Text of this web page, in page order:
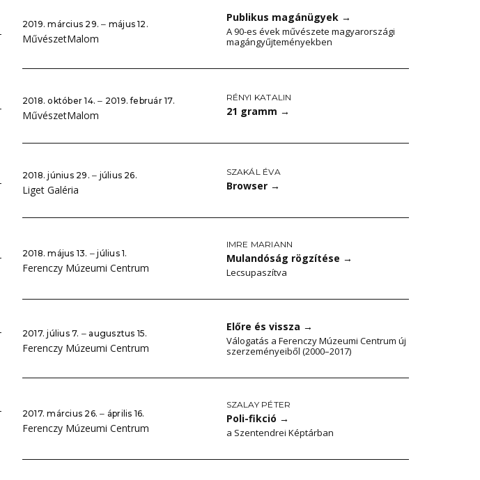
2019. március 29. ‒ május 12.
MűvészetMalom
Publikus magánügyek →
A 90-es évek művészete magyarországi
magángyűjteményekben
2018. október 14. ‒ 2019. február 17.
MűvészetMalom
RÉNYI KATALIN
21 gramm →
2018. június 29. ‒ július 26.
Liget Galéria
SZAKÁL ÉVA
Browser →
2018. május 13. ‒ július 1.
Ferenczy Múzeumi Centrum
IMRE MARIANN
Mulandóság rögzítése →
Lecsupaszítva
2017. július 7. ‒ augusztus 15.
Ferenczy Múzeumi Centrum
Előre és vissza →
Válogatás a Ferenczy Múzeumi Centrum új
szerzeményeiből (2000–2017)
2017. március 26. ‒ április 16.
Ferenczy Múzeumi Centrum
SZALAY PÉTER
Poli-fikció →
a Szentendrei Képtárban